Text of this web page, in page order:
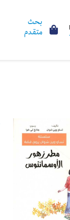
بحث
متقدم